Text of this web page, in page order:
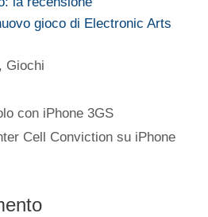
gioco di Electronic Arts
Giochi
con iPhone 3GS
Cell Conviction su iPhone